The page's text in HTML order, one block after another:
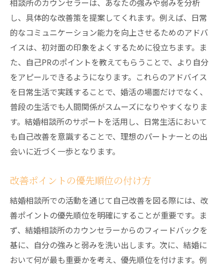
相談所のカウンセラーは、あなたの強みや弱みを分析
し、具体的な改善策を提案してくれます。例えば、日常
的なコミュニケーション能力を向上させるためのアドバ
イスは、初対面の印象をよくするために役立ちます。ま
た、自己PRのポイントを教えてもらうことで、より自分
をアピールできるようになります。これらのアドバイス
を日常生活で実践することで、婚活の場面だけでなく、
普段の生活でも人間関係がスムーズになりやすくなりま
す。結婚相談所のサポートを活用し、日常生活において
も自己改善を意識することで、理想のパートナーとの出
会いに近づく一歩となります。
改善ポイントの優先順位の付け方
結婚相談所での活動を通じて自己改善を図る際には、改
善ポイントの優先順位を明確にすることが重要です。ま
ず、結婚相談所のカウンセラーからのフィードバックを
基に、自分の強みと弱みを洗い出します。次に、結婚に
おいて何が最も重要かを考え、優先順位を付けます。例